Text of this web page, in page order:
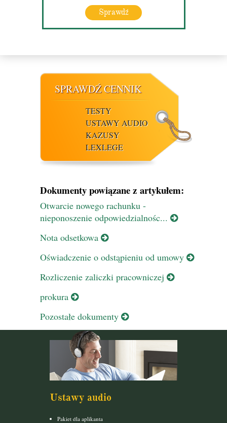
Sprawdź
SPRAWDŹ CENNIK
TESTY
USTAWY AUDIO
KAZUSY
LEXLEGE
Dokumenty powiązane z artykułem:
Otwarcie nowego rachunku -
nieponoszenie odpowiedzialnośc...
Nota odsetkowa
Oświadczenie o odstąpieniu od umowy
Rozliczenie zaliczki pracowniczej
prokura
Pozostałe dokumenty
Ustawy audio
Pakiet dla aplikanta